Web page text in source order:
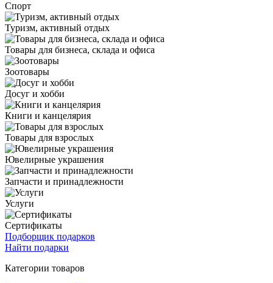
Спорт
Туризм, активный отдых
Товары для бизнеса, склада и офиса
Зоотовары
Досуг и хобби
Книги и канцелярия
Товары для взрослых
Ювелирные украшения
Запчасти и принадлежности
Услуги
Сертификаты
Подборщик подарков
Найти подарки
Категории товаров